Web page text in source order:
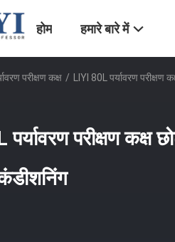
होम हमारे बारे में
परीक्षण कक्ष / LIYI 80L पर्यावरण परीक्षण
परीक्षण कक्ष